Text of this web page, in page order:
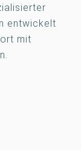
entwickelt
mit